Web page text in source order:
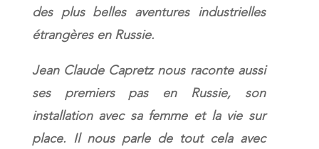
des plus belles aventures industrielles
étrangères en Russie.
Jean Claude Capretz nous raconte aussi
ses premiers pas en Russie, son
installation avec sa femme et la vie sur
place. Il nous parle de tout cela avec